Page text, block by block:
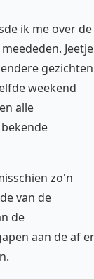
ik me over de
Jeetje
gezichten
weekend
alle
zo'n
van de
de
aan de af